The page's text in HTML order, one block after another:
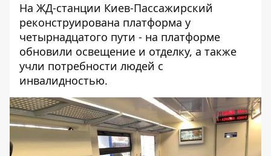
На ЖД-станции Киев-Пассажирский
реконструирована платформа у
четырнадцатого пути - на платформе
обновили освещение и отделку, а также
учли потребности людей с
инвалидностью.